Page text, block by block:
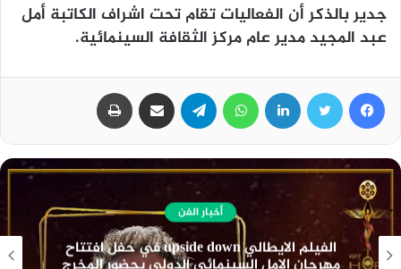
جدير بالذكر أن الفعاليات تقام تحت اشراف الكاتبة أمل
عبد المجيد مدير عام مركز الثقافة السينمائية.
أخبار الفن